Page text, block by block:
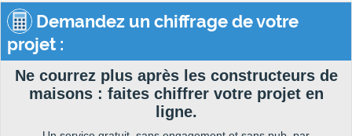
Demandez un chiffrage de votre
projet :
Ne courrez plus après les constructeurs de
maisons : faites chiffrer votre projet en
ligne.